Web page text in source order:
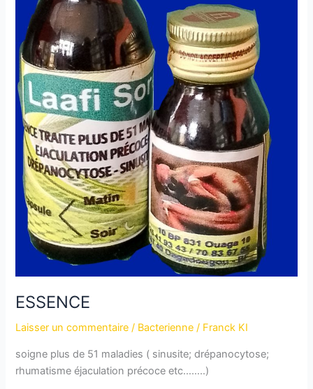
ESSENCE
Laisser un commentaire / Bacterienne / Franck KI
soigne plus de 51 maladies ( sinusite; drépanocytose;
rhumatisme éjaculation précoce etc……..)